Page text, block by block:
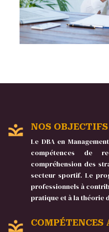
NOS OBJECTIFS
Le DBA en
compétences de
compréhension des
secteur sportif. Le
professionnels à
pratique et à la théorie
COMPÉTENCES